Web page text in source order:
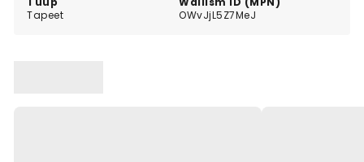
Tapeet
OWvJjL5Z7MeJ